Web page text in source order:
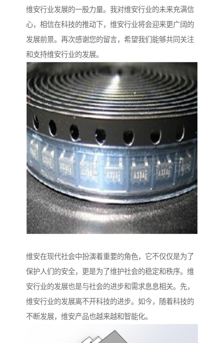
维安行业发展的一股力量。我对维安行业的未来充满信
心，相信在科技的推动下，维安行业将会迎来更广阔的
发展前景。再次感谢您的留言，希望我们能够共同关注
和支持维安行业的发展。
维安在现代社会中扮演着重要的角色，它不仅仅是为了
保护人们的安全，更是为了维护社会的稳定和秩序。维
安行业的发展也是与社会的进步和需求息息相关。先，
维安行业的发展离不开科技的进步。如今，随着科技的
不断发展，维安产品也越来越和智能化。